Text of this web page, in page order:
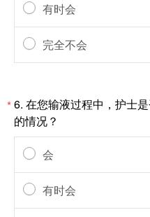
有时会
完全不会
*6. 在您输液过程中，护士
的情况？
会
有时会